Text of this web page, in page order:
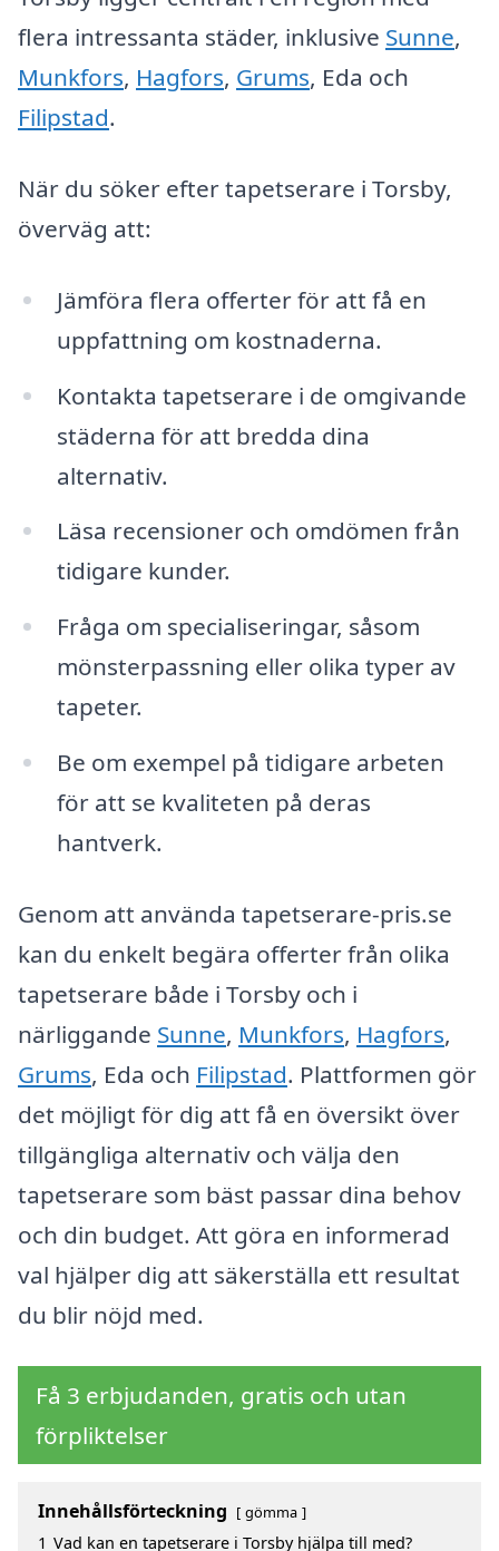
flera intressanta städer, inklusive Sunne,
Munkfors, Hagfors, Grums, Eda och
Filipstad.
När du söker efter tapetserare i Torsby,
överväg att:
Jämföra flera offerter för att få en
uppfattning om kostnaderna.
Kontakta tapetserare i de omgivande
städerna för att bredda dina
alternativ.
Läsa recensioner och omdömen från
tidigare kunder.
Fråga om specialiseringar, såsom
mönsterpassning eller olika typer av
tapeter.
Be om exempel på tidigare arbeten
för att se kvaliteten på deras
hantverk.
Genom att använda tapetserare-pris.se
kan du enkelt begära offerter från olika
tapetserare både i Torsby och i
närliggande Sunne, Munkfors, Hagfors,
Grums, Eda och Filipstad. Plattformen gör
det möjligt för dig att få en översikt över
tillgängliga alternativ och välja den
tapetserare som bäst passar dina behov
och din budget. Att göra en informerad
val hjälper dig att säkerställa ett resultat
du blir nöjd med.
Få 3 erbjudanden, gratis och utan
förpliktelser
Innehållsförteckning gömma
1 Vad kan en tapetserare i Torsby hjälpa till med?